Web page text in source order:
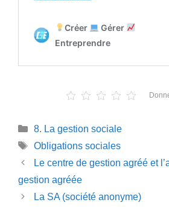
Catégories
8. La gestion sociale
Étiquettes
Obligations sociales
Le centre de gestion agréé et
gestion agréée
La SA (société anonyme)